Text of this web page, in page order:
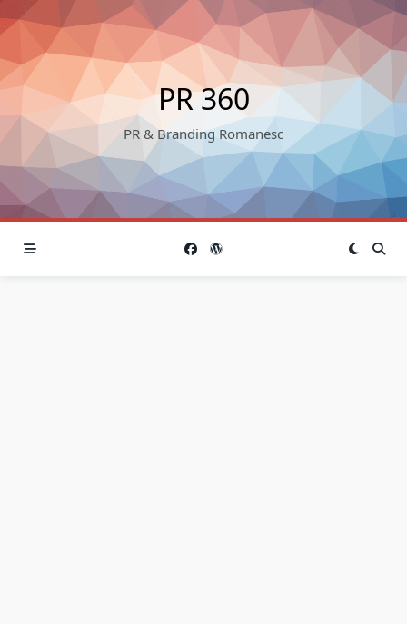
Skip
to
content
PR 360
PR & Branding Romanesc